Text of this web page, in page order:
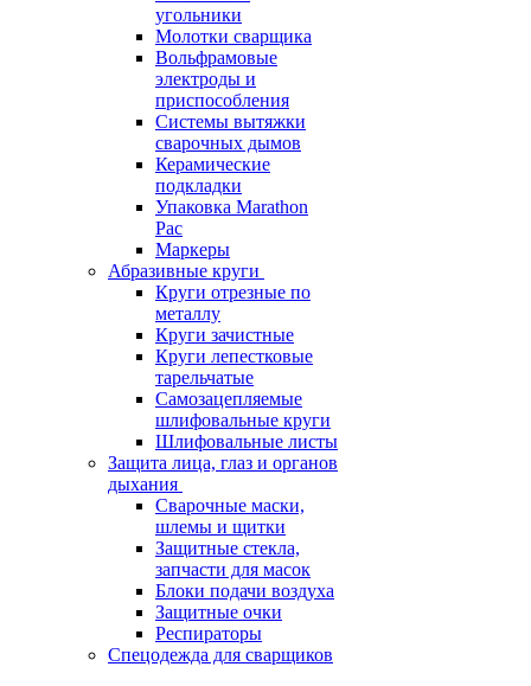
угольники
Молотки сварщика
Вольфрамовые
электроды и
приспособления
Системы вытяжки
сварочных дымов
Керамические
подкладки
Упаковка Marathon
Pac
Маркеры
Абразивные круги
Круги отрезные по
металлу
Круги зачистные
Круги лепестковые
тарельчатые
Самозацепляемые
шлифовальные круги
Шлифовальные листы
Защита лица, глаз и органов
дыхания
Сварочные маски,
шлемы и щитки
Защитные стекла,
запчасти для масок
Блоки подачи воздуха
Защитные очки
Респираторы
Спецодежда для сварщиков